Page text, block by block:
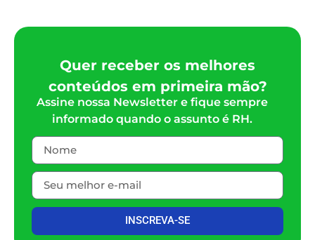
Quer receber os melhores
conteúdos em primeira mão?
Assine nossa Newsletter e fique sempre
informado quando o assunto é RH.
INSCREVA-SE